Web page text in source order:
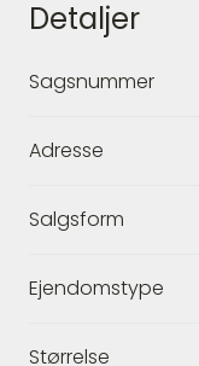
Detaljer
Sagsnummer
Adresse
Salgsform
Ejendomstype
Størrelse